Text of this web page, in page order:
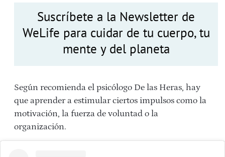
Suscríbete a la Newsletter de
WeLife para cuidar de tu cuerpo, tu
mente y del planeta
Según recomienda el psicólogo De las Heras, hay
que aprender a estimular ciertos impulsos como la
motivación, la fuerza de voluntad o la
organización.